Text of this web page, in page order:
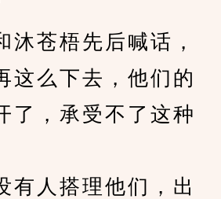
苍梧先后喊话，
这么下去，他们的
了，承受不了这种
人搭理他们，出